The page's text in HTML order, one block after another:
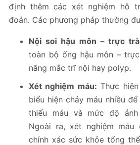
định thêm các xét nghiệm hỗ
đoán. Các phương pháp thường
Nội soi hậu môn – trực
toàn bộ ống hậu môn –
năng mắc trĩ nội hay polyp.
Xét nghiệm máu: Thực
biểu hiện chảy máu nhiều
thiếu máu và mức độ
Ngoài ra, xét nghiệm máu
chính xác sức khỏe tổng